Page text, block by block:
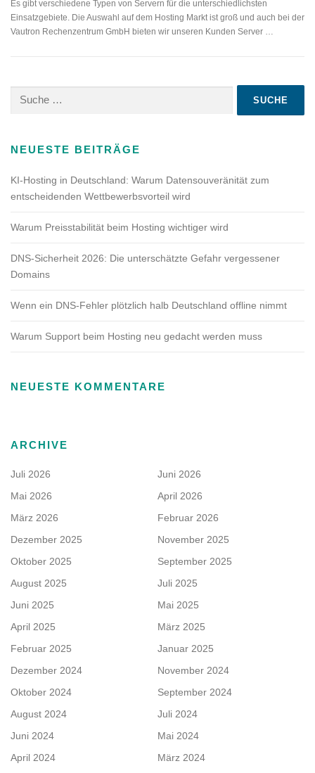
Es gibt verschiedene Typen von Servern für die unterschiedlichsten
Einsatzgebiete. Die Auswahl auf dem Hosting Markt ist groß und auch bei der
Vautron Rechenzentrum GmbH bieten wir unseren Kunden Server …
nach:
NEUESTE BEITRÄGE
KI-Hosting in Deutschland: Warum Datensouveränität zum
entscheidenden Wettbewerbsvorteil wird
Warum Preisstabilität beim Hosting wichtiger wird
DNS-Sicherheit 2026: Die unterschätzte Gefahr vergessener
Domains
Wenn ein DNS-Fehler plötzlich halb Deutschland offline nimmt
Warum Support beim Hosting neu gedacht werden muss
NEUESTE KOMMENTARE
ARCHIVE
Juli 2026
Juni 2026
Mai 2026
April 2026
März 2026
Februar 2026
Dezember 2025
November 2025
Oktober 2025
September 2025
August 2025
Juli 2025
Juni 2025
Mai 2025
April 2025
März 2025
Februar 2025
Januar 2025
Dezember 2024
November 2024
Oktober 2024
September 2024
August 2024
Juli 2024
Juni 2024
Mai 2024
April 2024
März 2024